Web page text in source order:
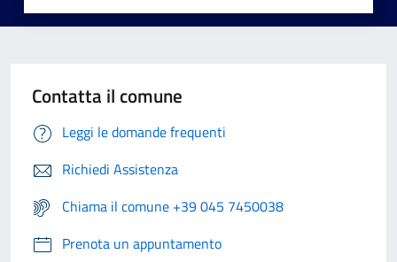
Contatta il comune
Leggi le domande frequenti
Richiedi Assistenza
Chiama il comune +39 045 7450038
Prenota un appuntamento